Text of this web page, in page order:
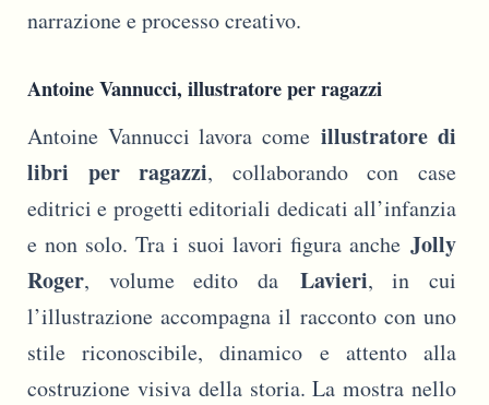
narrazione e processo creativo.
Antoine Vannucci, illustratore per ragazzi
Antoine Vannucci lavora comeillustratore di
libri per ragazzi, collaborando con case
editrici e progetti editoriali dedicati all’infanzia
e non solo. Tra i suoi lavori figura anche Jolly
Roger, volume edito da Lavieri, in cui
l’illustrazione accompagna il racconto con uno
stile riconoscibile, dinamico e attento alla
costruzione visiva della storia. La mostra nello